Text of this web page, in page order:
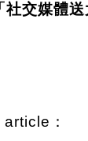
交媒體送
：